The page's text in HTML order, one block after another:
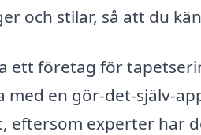
och stilar, så att du
ett företag för
med en gör-det-själv-
eftersom experter har